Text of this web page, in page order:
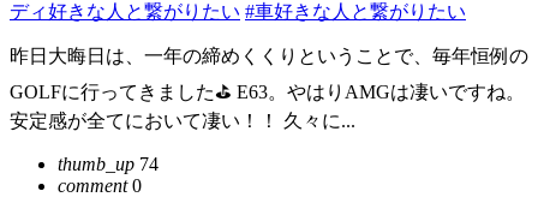
ディ好きな人と繋がりたい #車好きな人と繋がりたい
昨日大晦日は、一年の締めくくりということで、毎年恒例の
GOLFに行ってきました⛳️ E63。やはりAMGは凄いですね。
安定感が全てにおいて凄い！！ 久々に...
thumb_up 74
comment0